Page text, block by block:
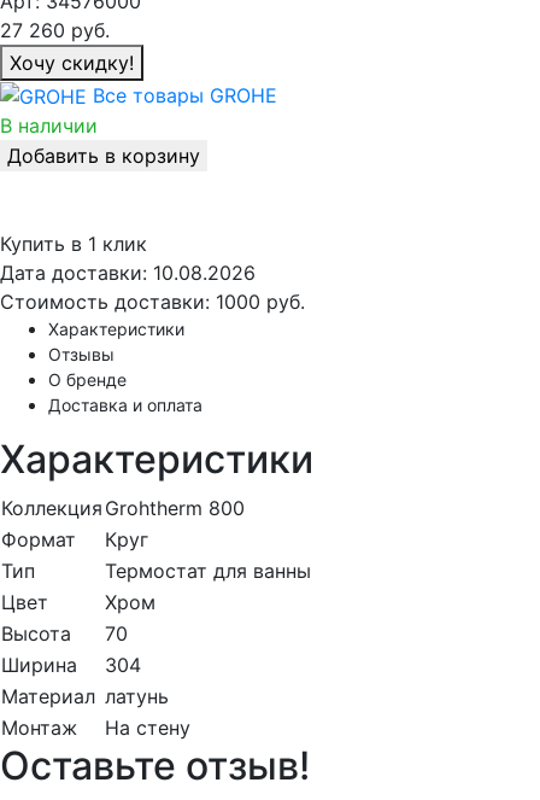
27 260 руб.
Хочу скидку!
Все товары GROHE
В наличии
Добавить в корзину
Купить в 1 клик
Дата доставки: 10.08.2026
Стоимость доставки: 1000 руб.
Характеристики
Отзывы
О бренде
Доставка и оплата
Характеристики
Коллекция Grohtherm 800
Формат
Круг
Тип
Термостат для ванны
Цвет
Хром
Высота
70
Ширина
304
Материал латунь
Монтаж
На стену
Оставьте отзыв!